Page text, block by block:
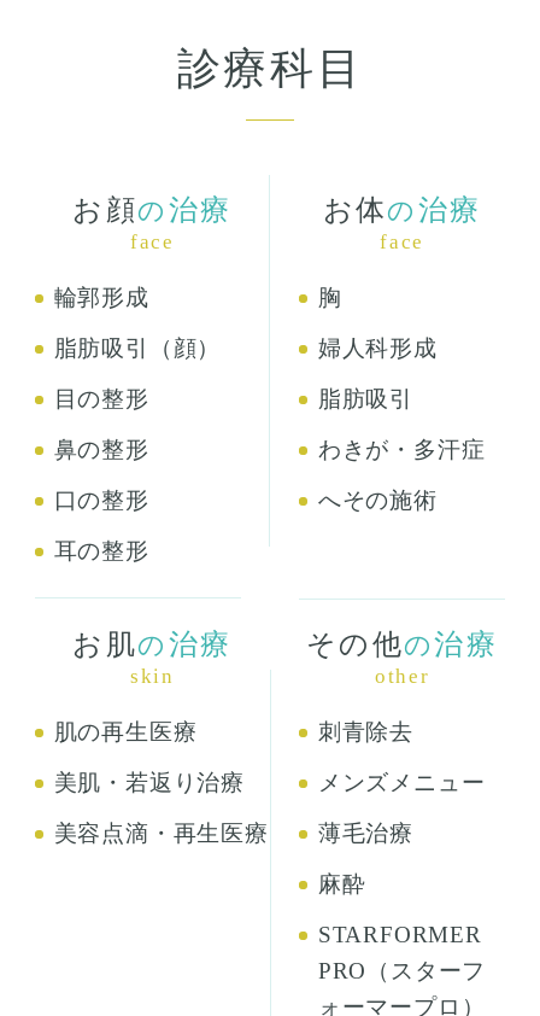
診療科目
お顔の 治療
face
輪郭形成
脂肪吸引（顔）
目の整形
鼻の整形
口の整形
耳の整形
お体の 治療
face
胸
婦人科形成
脂肪吸引
わきが・多汗症
へその施術
お肌の 治療
skin
肌の再生医療
美肌・若返り治療
美容点滴・再生医療
その他の治療
other
刺青除去
メンズメニュー
薄毛治療
麻酔
STARFORMER
PRO（スターフ
ォーマープロ）